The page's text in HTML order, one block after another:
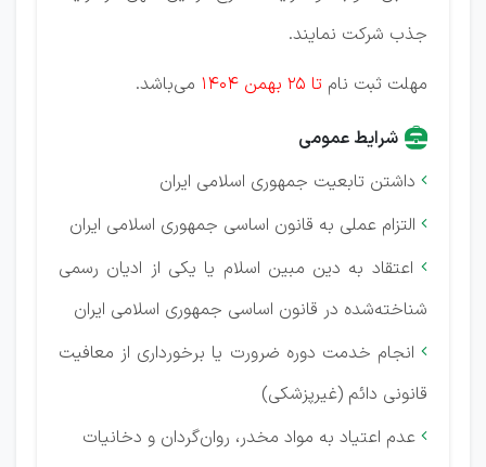
جذب شرکت نمایند.
مهلت ثبت نام تا 25 بهمن 1404 می‌باشد.
شرایط عمومی
 داشتن تابعیت جمهوری اسلامی ایران
 التزام عملی به قانون اساسی جمهوری اسلامی ایران
 اعتقاد به دین مبین اسلام یا یکی از ادیان رسمی
شناخته‌شده در قانون اساسی جمهوری اسلامی ایران
 انجام خدمت دوره ضرورت یا برخورداری از معافیت
قانونی دائم (غیرپزشکی)
 عدم اعتیاد به مواد مخدر، روان‌گردان و دخانیات